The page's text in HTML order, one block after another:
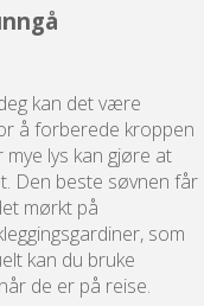
kan det være
å forberede kroppen
lys kan gjøre at
Den beste søvnen får
mørkt på
som
kan du bruke
de er på reise.